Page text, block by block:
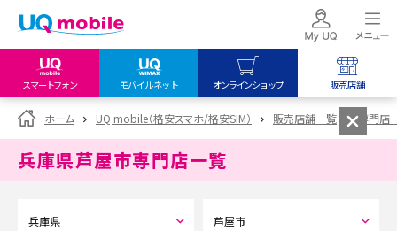
スマートフォン モバイルネット オンラインショップ 販売店舗
my UQ WiMAX
UQ WiMAX ご契約の方
My UQ mobile
UQ mobile
オンラインショップ
UQ WiMAX
UQ mobile
販売店舗
UQ WiMAX
ホーム UQ mobile（格安スマホ/格安SIM） 販売店舗一覧 専門店
兵庫県芦屋市専門店一覧